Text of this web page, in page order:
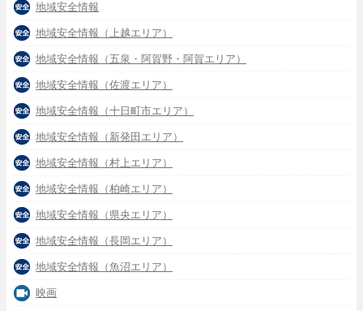
地域安全情報
地域安全情報（上越エリア）
地域安全情報（五泉・阿賀野・阿賀エリア）
地域安全情報（佐渡エリア）
地域安全情報（十日町市エリア）
地域安全情報（新発田エリア）
地域安全情報（村上エリア）
地域安全情報（柏崎エリア）
地域安全情報（県央エリア）
地域安全情報（長岡エリア）
地域安全情報（魚沼エリア）
映画